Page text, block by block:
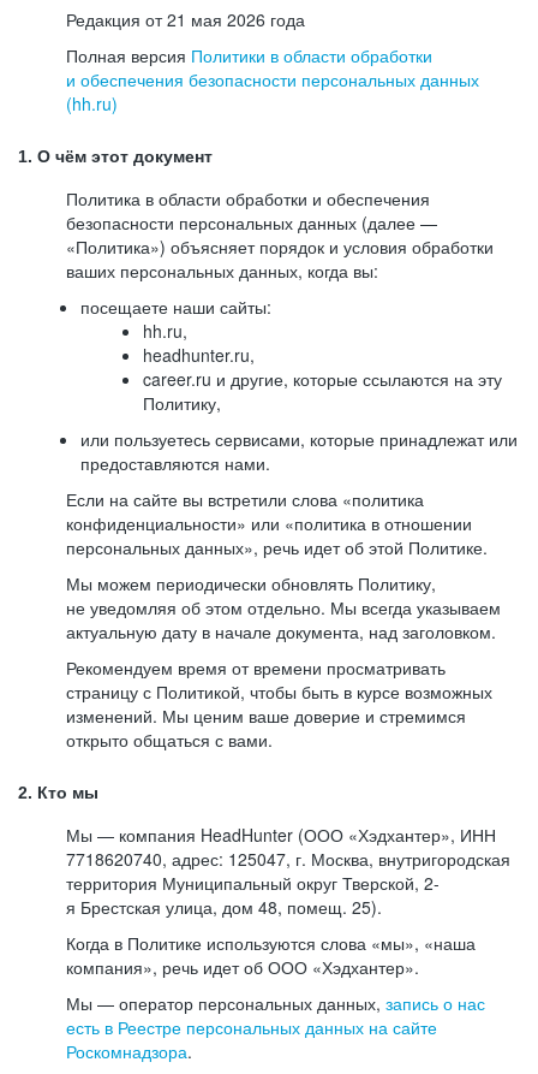
Редакция от 21 мая 2026 года
Полная версия Политики в области обработки
и обеспечения безопасности персональных данных
(hh.ru)
1. О чём этот документ
Политика в области обработки и обеспечения
безопасности персональных данных (далее —
«Политика») объясняет порядок и условия обработки
ваших персональных данных, когда вы:
посещаете наши сайты:
hh.ru,
headhunter.ru,
career.ru и другие, которые ссылаются на эту
Политику,
или пользуетесь сервисами, которые принадлежат или
предоставляются нами.
Если на сайте вы встретили слова «политика
конфиденциальности» или «политика в отношении
персональных данных», речь идет об этой Политике.
Мы можем периодически обновлять Политику,
не уведомляя об этом отдельно. Мы всегда указываем
актуальную дату в начале документа, над заголовком.
Рекомендуем время от времени просматривать
страницу с Политикой, чтобы быть в курсе возможных
изменений. Мы ценим ваше доверие и стремимся
открыто общаться с вами.
2. Кто мы
Мы — компания HeadHunter (ООО «Хэдхантер», ИНН
7718620740, адрес: 125047, г. Москва, внутригородская
территория Муниципальный округ Тверской, 2-
я Брестская улица, дом 48, помещ. 25).
Когда в Политике используются слова «мы», «наша
компания», речь идет об ООО «Хэдхантер».
Мы — оператор персональных данных, запись о нас
есть в Реестре персональных данных на сайте
Роскомнадзора.